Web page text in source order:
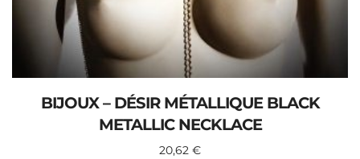
BIJOUX – DÉSIR MÉTALLIQUE BLACK
METALLIC NECKLACE
20,62 €